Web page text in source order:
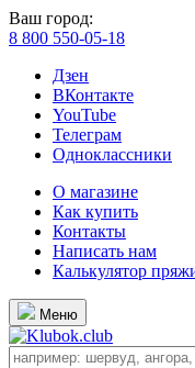
Ваш город:
8 800 550-05-18
Дзен
ВКонтакте
YouTube
Телеграм
Одноклассники
О магазине
Как купить
Контакты
Написать нам
Калькулятор
Меню